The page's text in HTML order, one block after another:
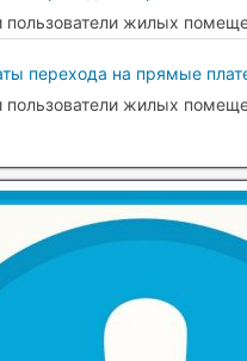
жилых
перехода на прямые
жилых